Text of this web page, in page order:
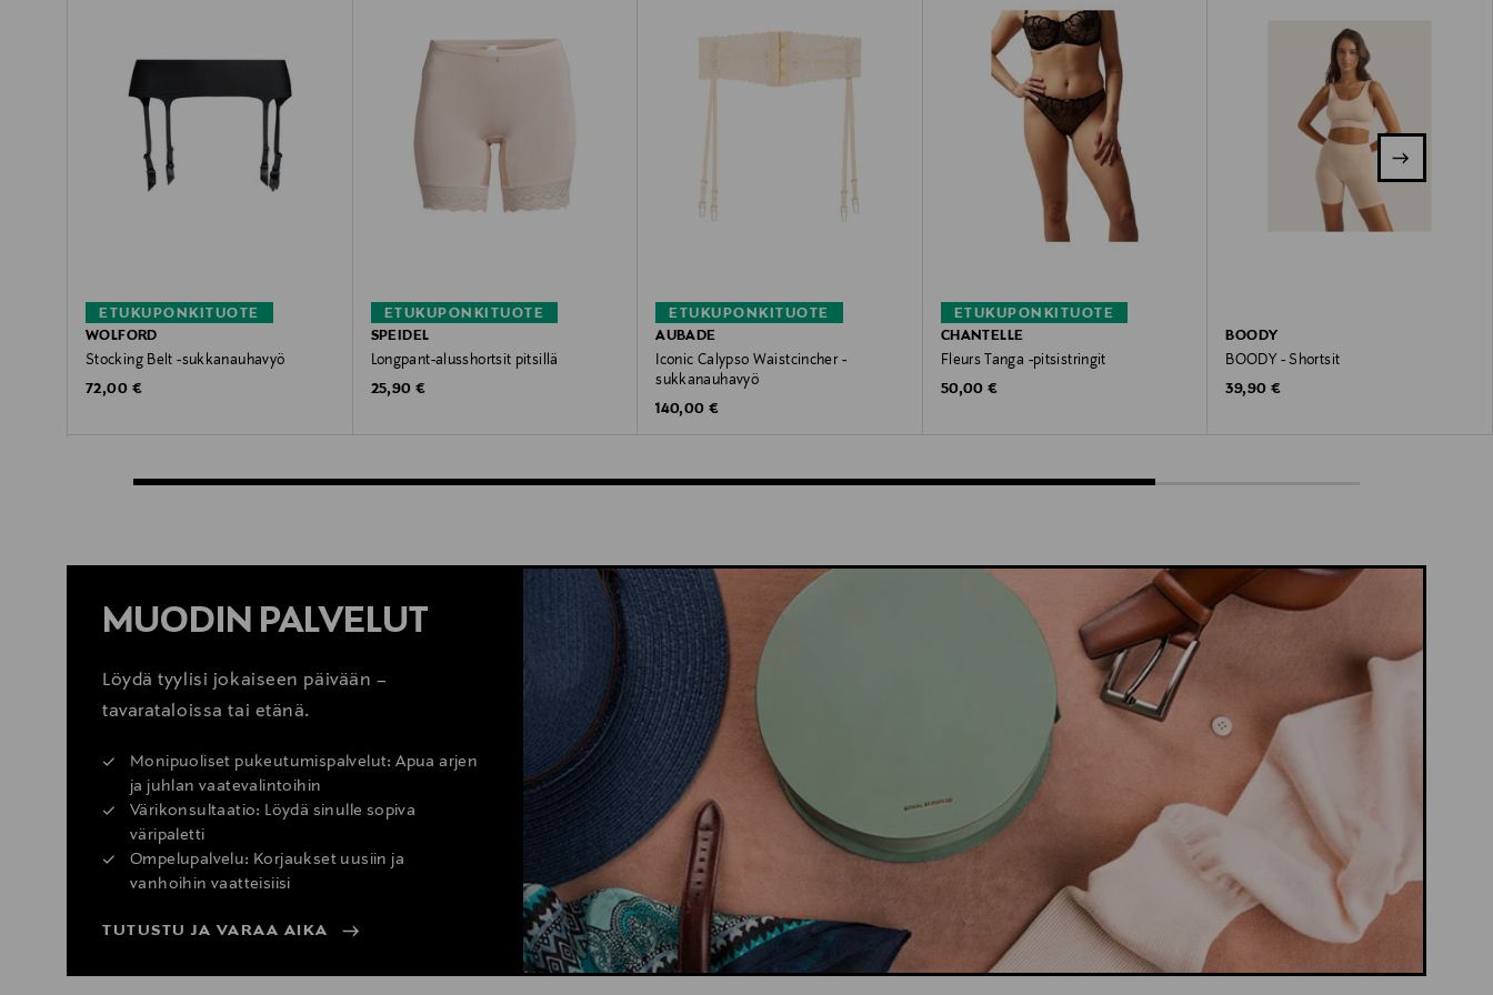
ETUKUPONKITUOTE
WOLFORD
Stocking Belt -sukkanauhavyö
Original Price
72,00 €
ETUKUPONKITUOTE
SPEIDEL
Longpant-alusshortsit pitsillä
Original Price
25,90 €
ETUKUPONKITUOTE
AUBADE
Iconic Calypso Waistcincher -
sukkanauhavyö
Original Price
140,00 €
ETUKUPONKITUOTE
CHANTELLE
Fleurs Tanga -pitsistringit
Original Price
50,00 €
BOODY
BOODY - Shortsit
Original Price
39,90 €
MUODIN PALVELUT
Löydä tyylisi jokaiseen päivään –
tavarataloissa tai etänä.
Monipuoliset pukeutumispalvelut: Apua arjen
ja juhlan vaatevalintoihin
Värikonsultaatio: Löydä sinulle sopiva
väripaletti
Ompelupalvelu: Korjaukset uusiin ja
vanhoihin vaatteisiisi
TUTUSTU JA VARAA AIKA